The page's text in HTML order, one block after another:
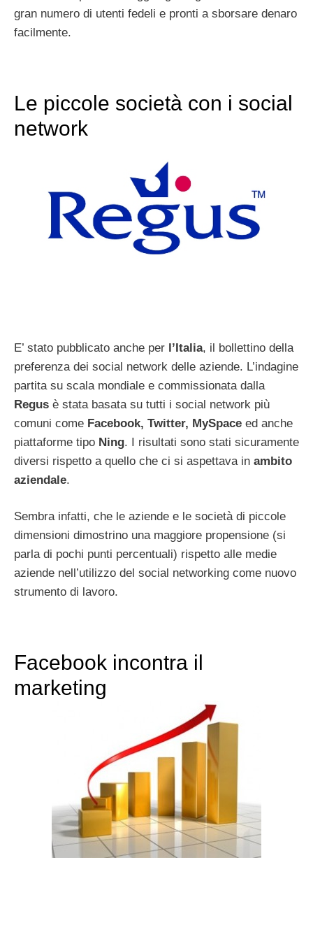
gran numero di utenti fedeli e pronti a sborsare denaro
facilmente.
Le piccole società con i social
network
E’ stato pubblicato anche per l’Italia, il bollettino della
preferenza dei social network delle aziende. L’indagine
partita su scala mondiale e commissionata dalla
Regus è stata basata su tutti i social network più
comuni come Facebook, Twitter, MySpace ed anche
piattaforme tipo Ning. I risultati sono stati sicuramente
diversi rispetto a quello che ci si aspettava in ambito
aziendale.
Sembra infatti, che le aziende e le società di piccole
dimensioni dimostrino una maggiore propensione (si
parla di pochi punti percentuali) rispetto alle medie
aziende nell’utilizzo del social networking come nuovo
strumento di lavoro.
Facebook incontra il
marketing